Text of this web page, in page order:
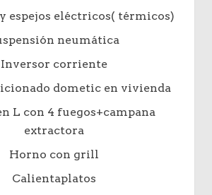
espejos eléctricos( térmicos)
neumática
Inversor corriente
dometic en vivienda
L con 4 fuegos+campana
extractora
Horno con grill
Calientaplatos